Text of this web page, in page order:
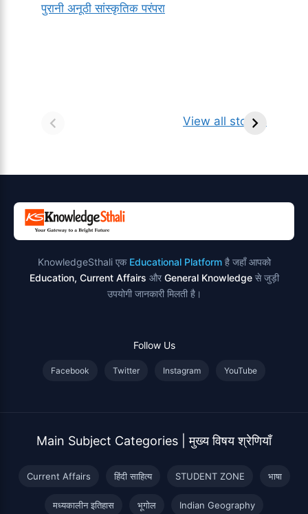
पुरानी अनूठी सांस्कृतिक परंपरा
View all stories
किसे कहते है?
ज्योतिर्लिंग | नाम,
KnowledgeSthali एक Educational Platformहै जहाँ आपको
Education, Current Affairs और General Knowledgeसे जुड़ी
उपयोगी जानकारी मिलती है।
Follow Us
Facebook Twitter Instagram YouTube
Main Subject Categories | मुख्य विषय श्रेणियाँ
Current Affairs हिंदी साहित्य STUDENT ZONE भाषा
मध्यकालीन इतिहास भूगोल Indian Geography